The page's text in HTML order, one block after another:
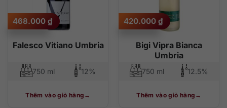
Falesco Vitiano Umbria
468.000 ₫
750 ml 12%
Thêm vào giỏ hàng
Bigi Vipra Bianca
Umbria
420.000 ₫
750 ml 12.5%
Thêm vào giỏ hàng